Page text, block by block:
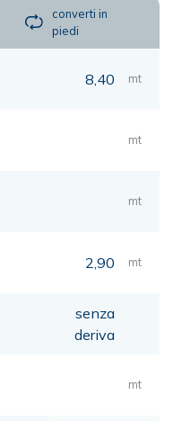
converti in
piedi
8,40 mt
mt
mt
2,90 mt
senza
deriva
mt